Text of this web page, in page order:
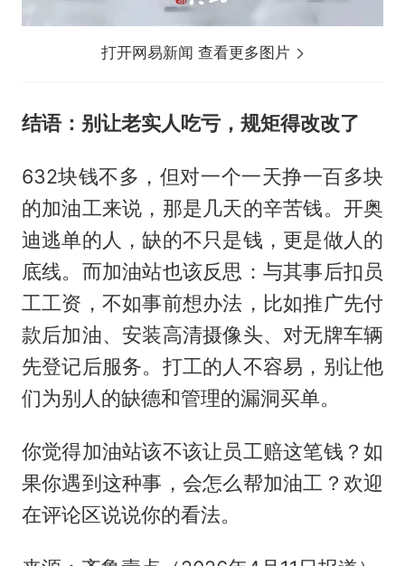
打开网易新闻 查看更多图片
结语：别让老实人吃亏，规矩得改改了
632块钱不多，但对一个一天挣一百多块
的加油工来说，那是几天的辛苦钱。开奥
迪逃单的人，缺的不只是钱，更是做人的
底线。而加油站也该反思：与其事后扣员
工工资，不如事前想办法，比如推广先付
款后加油、安装高清摄像头、对无牌车辆
先登记后服务。打工的人不容易，别让他
们为别人的缺德和管理的漏洞买单。
你觉得加油站该不该让员工赔这笔钱？如
果你遇到这种事，会怎么帮加油工？欢迎
在评论区说说你的看法。